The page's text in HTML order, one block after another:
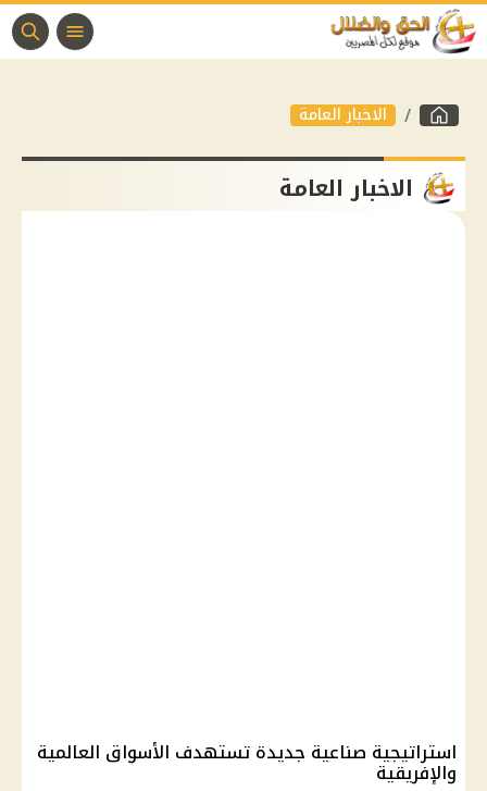
الاخبار العامة
الاخبار العامة
استراتيجية صناعية جديدة تستهدف الأسواق العالمية
والإفريقية